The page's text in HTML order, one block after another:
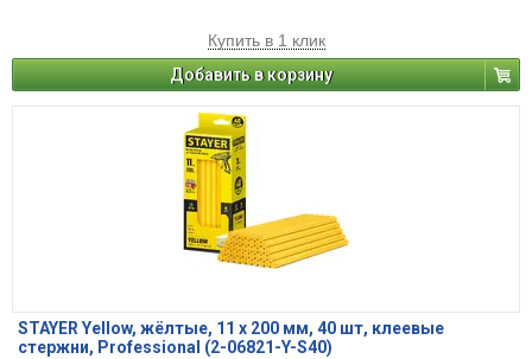
Купить в 1 клик
Добавить в корзину
STAYER Yellow, жёлтые, 11 х 200 мм, 40 шт, клеевые
стержни, Professional (2-06821-Y-S40)